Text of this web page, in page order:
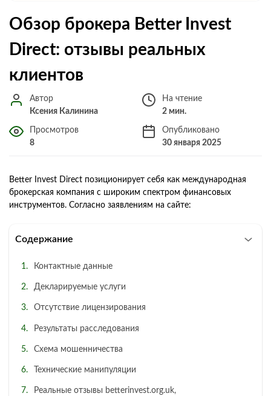
Обзор брокера Better Invest
Direct: отзывы реальных
клиентов
Автор
Ксения Калинина
На чтение
2 мин.
Просмотров
8
Опубликовано
30 января 2025
Better Invest Direct позиционирует себя как международная
брокерская компания с широким спектром финансовых
инструментов. Согласно заявлениям на сайте:
Содержание
Контактные данные
Декларируемые услуги
Отсутствие лицензирования
Результаты расследования
Схема мошенничества
Технические манипуляции
Реальные отзывы betterinvest.org.uk,